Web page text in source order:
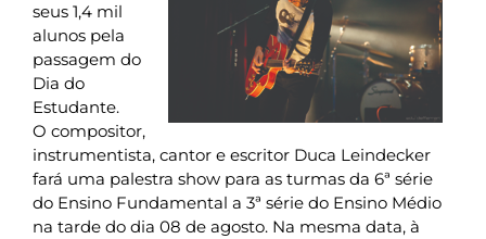
seus 1,4 mil
alunos pela
passagem do
Dia do
Estudante.
O compositor,
instrumentista, cantor e escritor Duca Leindecker
fará uma palestra show para as turmas da 6ª série
do Ensino Fundamental a 3ª série do Ensino Médio
na tarde do dia 08 de agosto. Na mesma data, à